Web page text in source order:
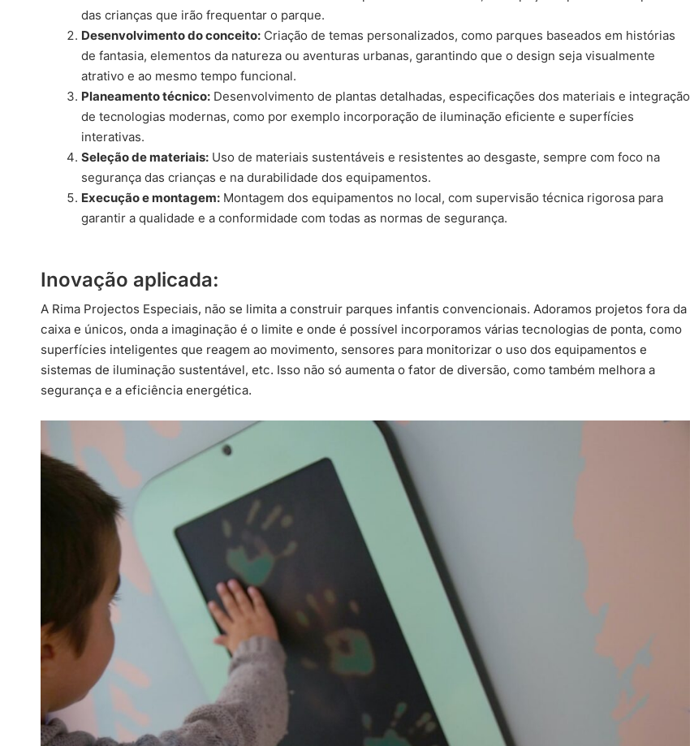
das crianças que irão frequentar o parque.
Desenvolvimento do conceito: Criação de temas personalizados, como parques baseados em histórias
de fantasia, elementos da natureza ou aventuras urbanas, garantindo que o design seja visualmente
atrativo e ao mesmo tempo funcional.
Planeamento técnico: Desenvolvimento de plantas detalhadas, especificações dos materiais e integração
de tecnologias modernas, como por exemplo incorporação de iluminação eficiente e superfícies
interativas.
Seleção de materiais: Uso de materiais sustentáveis e resistentes ao desgaste, sempre com foco na
segurança das crianças e na durabilidade dos equipamentos.
Execução e montagem: Montagem dos equipamentos no local, com supervisão técnica rigorosa para
garantir a qualidade e a conformidade com todas as normas de segurança.
Inovação aplicada:
A Rima Projectos Especiais, não se limita a construir parques infantis convencionais. Adoramos projetos fora da
caixa e únicos, onda a imaginação é o limite e onde é possível incorporamos várias tecnologias de ponta, como
superfícies inteligentes que reagem ao movimento, sensores para monitorizar o uso dos equipamentos e
sistemas de iluminação sustentável, etc. Isso não só aumenta o fator de diversão, como também melhora a
segurança e a eficiência energética.